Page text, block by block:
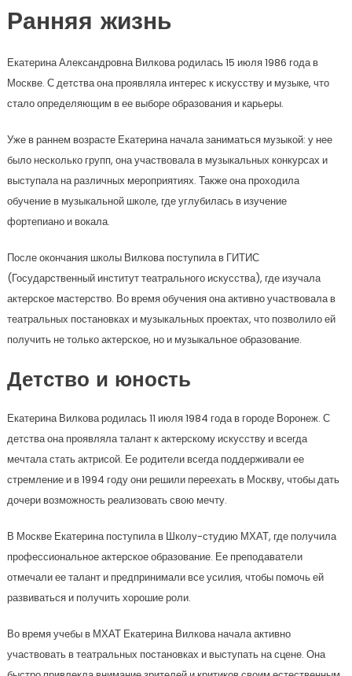
Ранняя жизнь
Екатерина Александровна Вилкова родилась 15 июля 1986 года в
Москве. С детства она проявляла интерес к искусству и музыке, что
стало определяющим в ее выборе образования и карьеры.
Уже в раннем возрасте Екатерина начала заниматься музыкой: у нее
было несколько групп, она участвовала в музыкальных конкурсах и
выступала на различных мероприятиях. Также она проходила
обучение в музыкальной школе, где углубилась в изучение
фортепиано и вокала.
После окончания школы Вилкова поступила в ГИТИС
(Государственный институт театрального искусства), где изучала
актерское мастерство. Во время обучения она активно участвовала в
театральных постановках и музыкальных проектах, что позволило ей
получить не только актерское, но и музыкальное образование.
Детство и юность
Екатерина Вилкова родилась 11 июля 1984 года в городе Воронеж. С
детства она проявляла талант к актерскому искусству и всегда
мечтала стать актрисой. Ее родители всегда поддерживали ее
стремление и в 1994 году они решили переехать в Москву, чтобы дать
дочери возможность реализовать свою мечту.
В Москве Екатерина поступила в Школу-студию МХАТ, где получила
профессиональное актерское образование. Ее преподаватели
отмечали ее талант и предпринимали все усилия, чтобы помочь ей
развиваться и получить хорошие роли.
Во время учебы в МХАТ Екатерина Вилкова начала активно
участвовать в театральных постановках и выступать на сцене. Она